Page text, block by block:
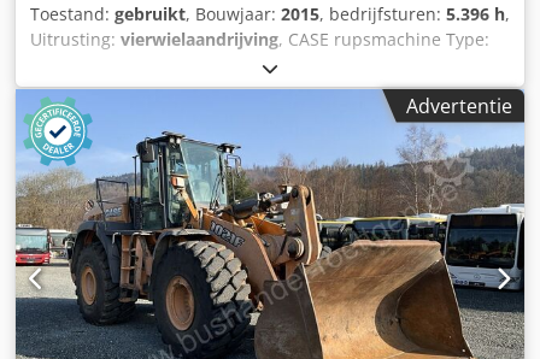
Toestand: gebruikt, Bouwjaar: 2015, bedrijfsturen: 5.396 h,
Uitrusting: vierwielaandrijving, CASE rupsmachine Type:
1650M Leeggewicht: 19.200 kg Vermogen: 122 kW
Bedrijfsuren: 5.396 Dsdpfx Adjzhyrmsgjkr Uitrusting: -
Stoelverwarming - Airconditioning - Radio - Achterop
ripper met 3 tanden - Voorste cabinebeschermingen en
roosters - Schuifblad (hydraulisch opklapbaar) Wij
ondersteunen u graag ook op het gebied van
financiering/leasing met onze partners. Alle gegevens
zonder garantie. Wijzigingen en tussentijdse verkoop
voorbehouden.
Advertentie